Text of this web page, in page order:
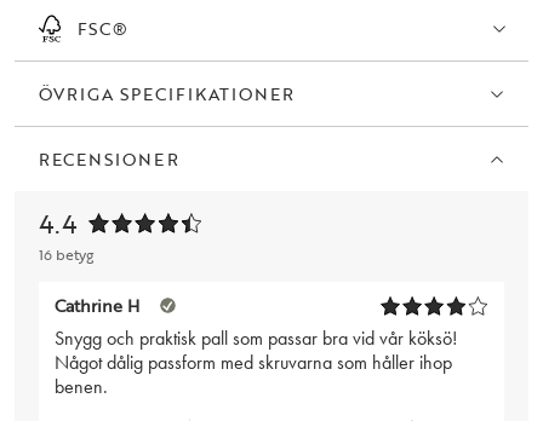
FSC®
ÖVRIGA SPECIFIKATIONER
RECENSIONER
4.4
16 betyg
Cathrine H
Snygg och praktisk pall som passar bra vid vår köksö!
Något dålig passform med skruvarna som håller ihop
benen.